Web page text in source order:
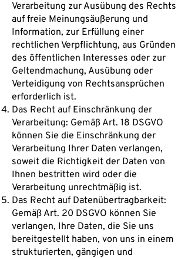
Verarbeitung zur Ausübung des Rechts
auf freie Meinungsäußerung und
Information, zur Erfüllung einer
rechtlichen Verpflichtung, aus Gründen
des öffentlichen Interesses oder zur
Geltendmachung, Ausübung oder
Verteidigung von Rechtsansprüchen
erforderlich ist.
Das Recht auf Einschränkung der
Verarbeitung: Gemäß Art. 18 DSGVO
können Sie die Einschränkung der
Verarbeitung Ihrer Daten verlangen,
soweit die Richtigkeit der Daten von
Ihnen bestritten wird oder die
Verarbeitung unrechtmäßig ist.
Das Recht auf Datenübertragbarkeit:
Gemäß Art. 20 DSGVO können Sie
verlangen, Ihre Daten, die Sie uns
bereitgestellt haben, von uns in einem
strukturierten, gängigen und